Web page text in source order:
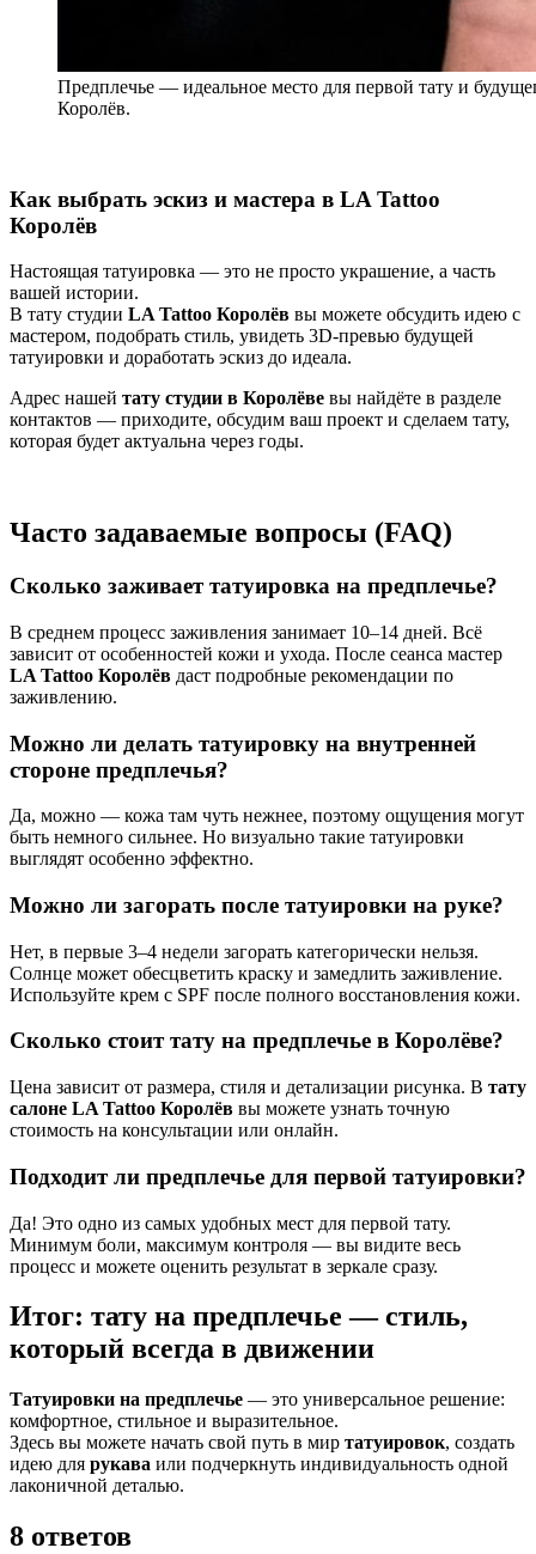
Предплечье — идеальное место для первой тату и
Королёв.
Как выбрать эскиз и мастера в LA Tattoo
Королёв
Настоящая татуировка — это не просто украшение, а часть
вашей истории.
В тату студии LA Tattoo Королёв вы можете обсудить идею с
мастером, подобрать стиль, увидеть 3D-превью будущей
татуировки и доработать эскиз до идеала.
Адрес нашей тату студии в Королёве вы найдёте в разделе
контактов — приходите, обсудим ваш проект и сделаем тату,
которая будет актуальна через годы.
Часто задаваемые вопросы (FAQ)
Сколько заживает татуировка на предплечье?
В среднем процесс заживления занимает 10–14 дней. Всё
зависит от особенностей кожи и ухода. После сеанса мастер
LA Tattoo Королёв даст подробные рекомендации по
заживлению.
Можно ли делать татуировку на внутренней
стороне предплечья?
Да, можно — кожа там чуть нежнее, поэтому ощущения могут
быть немного сильнее. Но визуально такие татуировки
выглядят особенно эффектно.
Можно ли загорать после татуировки на руке?
Нет, в первые 3–4 недели загорать категорически нельзя.
Солнце может обесцветить краску и замедлить заживление.
Используйте крем с SPF после полного восстановления кожи.
Сколько стоит тату на предплечье в Королёве?
Цена зависит от размера, стиля и детализации рисунка. В тату
салоне LA Tattoo Королёв вы можете узнать точную
стоимость на консультации или онлайн.
Подходит ли предплечье для первой татуировки?
Да! Это одно из самых удобных мест для первой тату.
Минимум боли, максимум контроля — вы видите весь
процесс и можете оценить результат в зеркале сразу.
Итог: тату на предплечье — стиль,
который всегда в движении
Татуировки на предплечье — это универсальное решение:
комфортное, стильное и выразительное.
Здесь вы можете начать свой путь в мир татуировок, создать
идею для рукава или подчеркнуть индивидуальность одной
лаконичной деталью.
8 ответов